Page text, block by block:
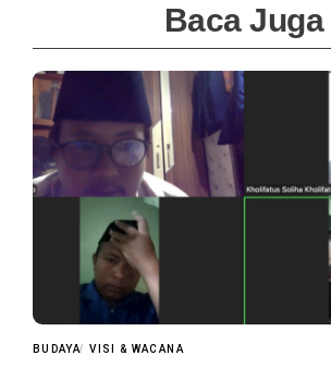
Baca Juga
BUDAYA VISI & WACANA